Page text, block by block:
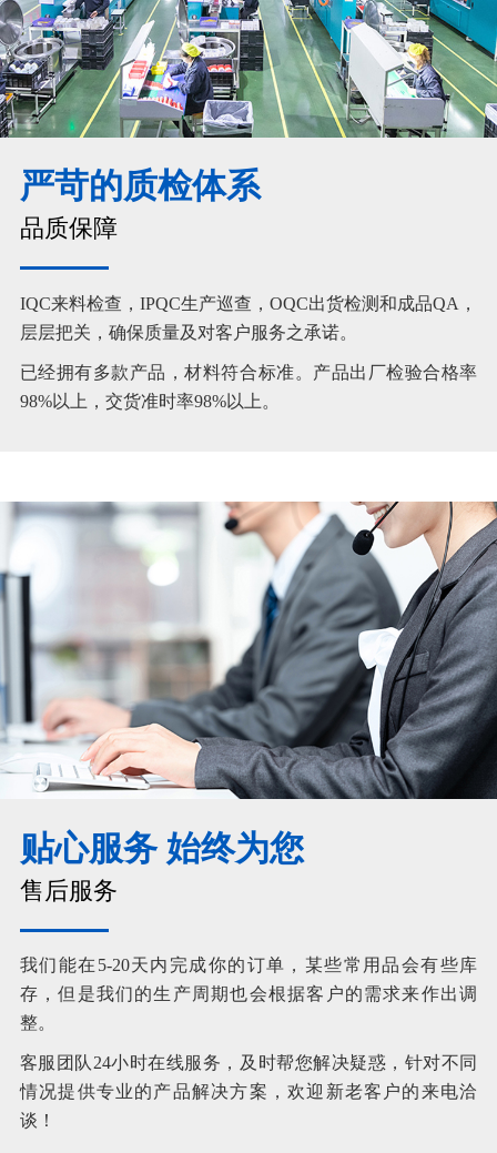
严苛的质检体系
品质保障
IQC来料检查，IPQC生产巡查，OQC出货检测和成品QA，
层层把关，确保质量及对客户服务之承诺。
已经拥有多款产品，材料符合标准。产品出厂检验合格率
98%以上，交货准时率98%以上。
贴心服务 始终为您
售后服务
我们能在5-20天内完成你的订单，某些常用品会有些库
存，但是我们的生产周期也会根据客户的需求来作出调
整。
客服团队24小时在线服务，及时帮您解决疑惑，针对不同
情况提供专业的产品解决方案，欢迎新老客户的来电洽
谈！